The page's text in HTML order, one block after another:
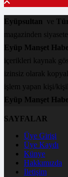
Eyüpsultan ve
magazinden
Eyüp Manşet
içerikleri kaynak
izinsiz olarak
işlem yapan kişi/
Eyüp Manşet
SAYFALAR
Üye Girişi
Üye Kaydı
Künye
Hakkımızda
İletişim